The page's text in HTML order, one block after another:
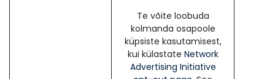
Te võite loobuda
kolmanda osapoole
küpsiste kasutamisest,
kui külastate Network
Advertising Initiative